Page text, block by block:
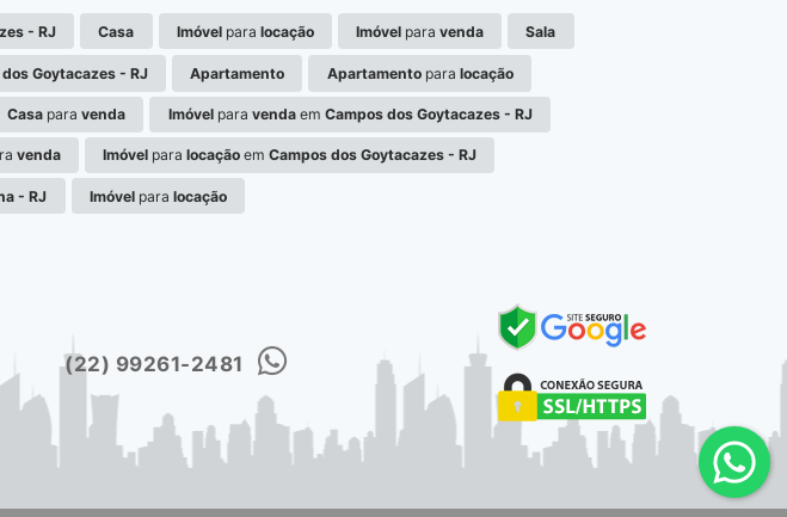
- RJ Casa Imóvelpara locação Imóvel paravenda Sala
Goytacazes - RJ Apartamento Apartamentopara locação
Casa paravenda Imóvelpara vendaem Campos dos Goytacazes - RJ
venda Imóvel paralocação emCampos dos Goytacazes - RJ
- RJ Imóvelpara locação
(22) 99261-2481